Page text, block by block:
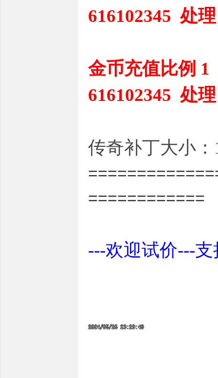
616102345 处理
金币充值比例
616102345 处理
传奇补丁大小：
============
---欢迎试价---